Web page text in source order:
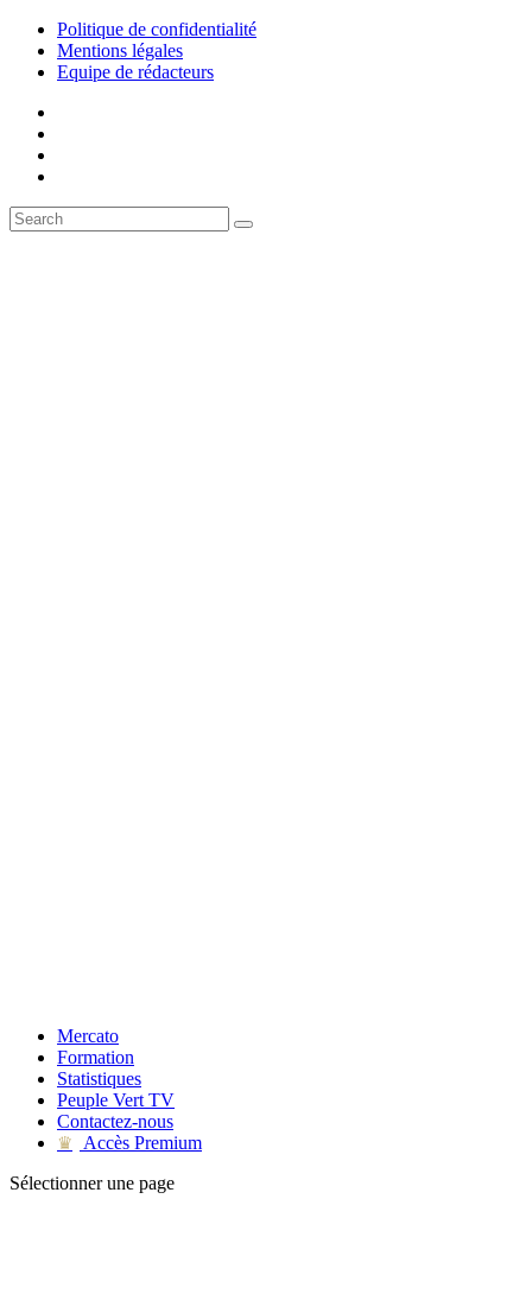
Politique de confidentialité
Mentions légales
Equipe de rédacteurs
Mercato
Formation
Statistiques
Peuple Vert TV
Contactez-nous
♛
Accès Premium
Sélectionner une page